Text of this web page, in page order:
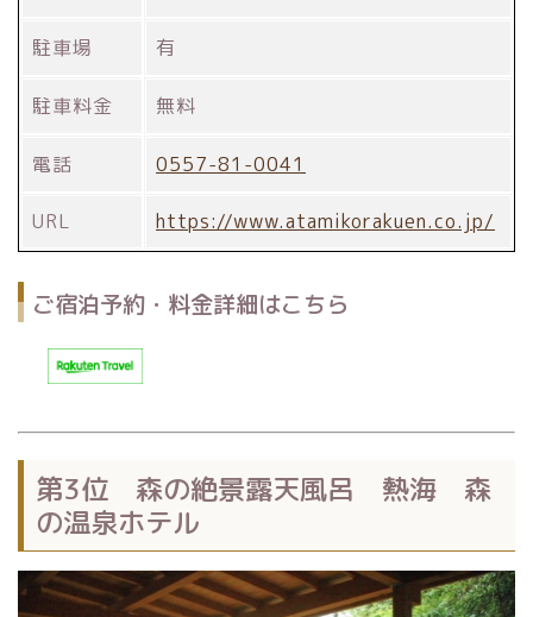
駐車場 有
駐車料金 無料
電話 0557-81-0041
URL https://www.atamikorakuen.co.jp/
ご宿泊予約・料金詳細はこちら
第3位 森の絶景露天風呂 熱海 森
の温泉ホテル